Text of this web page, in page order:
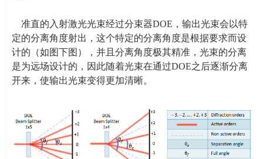
准直的入射激光光束经过分束器DOE ，输出光束会以特
定的分离角度射出，这个特定的分离角度是根据要求而设
计的（如图下图），并且分离角度极其精准，光束的分离
是为远场设计的，因此随着光束在通过DOE之后逐渐分离
开来，使输出光束变得更加清晰。